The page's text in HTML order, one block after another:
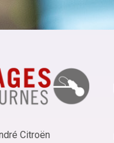
Citroën